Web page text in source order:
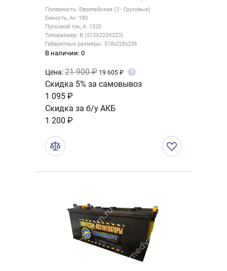
Полярность: Европейская (3 - Грузовые)
Емкость, Ач: 190
Пусковой ток, А: 1320
Типоразмер: B (513X223X223)
Габаритные размеры: 518x228x238
В наличии: 0
Цена:21 900 ₽ 19 605 ₽ ?
Скидка 5% за самовывоз
1 095 ₽
Скидка за б/у АКБ
1 200 ₽